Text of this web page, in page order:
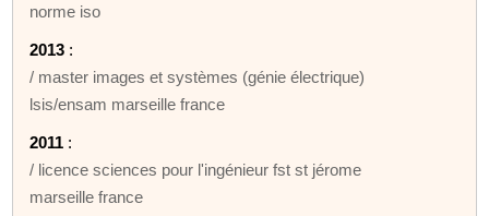
norme iso
2013 :
/ master images et systèmes (génie électrique)
lsis/ensam marseille france
2011 :
/ licence sciences pour l'ingénieur fst st jérome
marseille france